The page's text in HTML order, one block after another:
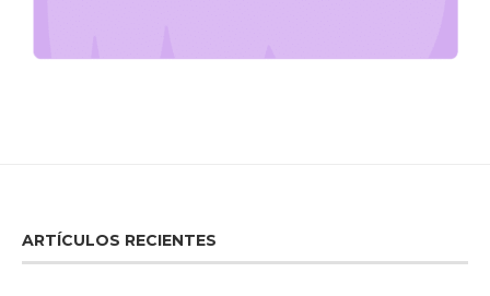
ARTÍCULOS RECIENTES